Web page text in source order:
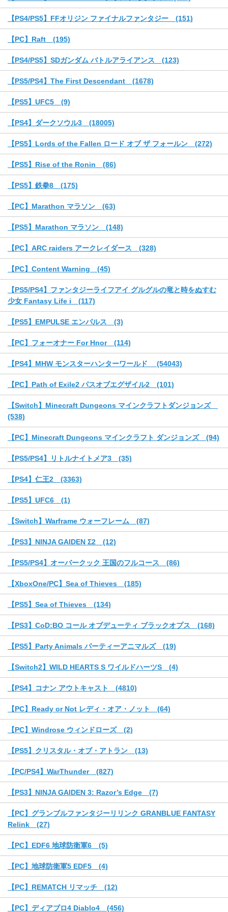
【PS4/PS5】FFオリジン ファイナルファンタジー (151)
【PC】Raft (195)
【PS4/PS5】SDガンダム バトルアライアンス (123)
【PS5/PS4】The First Descendant (1678)
【PS5】UFC5 (9)
【PS4】ダークソウル3 (18005)
【PS5】Lords of the Fallen ロード オブ ザ フォールン (272)
【PS5】Rise of the Ronin (86)
【PS5】鉄拳8 (175)
【PC】Marathon マラソン (63)
【PS5】Marathon マラソン (148)
【PC】ARC raiders アークレイダース (328)
【PC】Content Warning (45)
【PS5/PS4】ファンタジーライフアイ グルグルの竜と時をぬすむ
少女 Fantasy Life i (117)
【PS5】EMPULSE エンパルス (3)
【PC】フォーオナー For Hnor (114)
【PS4】MHW モンスターハンターワールド (54043)
【PC】Path of Exile2 パスオブエグザイル2 (101)
【Switch】Minecraft Dungeons マインクラフトダンジョンズ
(538)
【PC】Minecraft Dungeons マインクラフト ダンジョンズ (94)
【PS5/PS4】リトルナイトメア3 (35)
【PS4】仁王2 (3363)
【PS5】UFC6 (1)
【Switch】Warframe ウォーフレーム (87)
【PS3】NINJA GAIDEN Σ2 (12)
【PS5/PS4】オーバークック 王国のフルコース (86)
【XboxOne/PC】Sea of Thieves (185)
【PS5】Sea of Thieves (134)
【PS3】CoD:BO コール オブデューティ ブラックオプス (168)
【PS5】Party Animals パーティーアニマルズ (19)
【Switch2】WILD HEARTS S ワイルドハーツS (4)
【PS4】コナン アウトキャスト (4810)
【PC】Ready or Not レディ・オア・ノット (64)
【PC】Windrose ウィンドローズ (2)
【PS5】クリスタル・オブ・アトラン (13)
【PC/PS4】WarThunder (827)
【PS3】NINJA GAIDEN 3: Razor’s Edge (7)
【PC】グランブルファンタジーリリンク GRANBLUE FANTASY
Relink (27)
【PC】EDF6 地球防衛軍6 (5)
【PC】地球防衛軍5 EDF5 (4)
【PC】REMATCH リマッチ (12)
【PC】ディアブロ4 Diablo4 (456)